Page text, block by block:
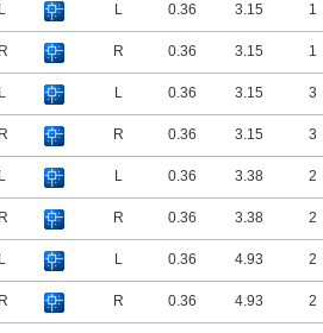
L 0.36 3.15 1
R 0.36 3.15 1
L 0.36 3.15 3
R 0.36 3.15 3
L 0.36 3.38 2
R 0.36 3.38 2
L 0.36 4.93 2
R 0.36 4.93 2